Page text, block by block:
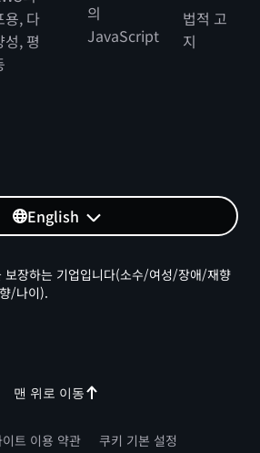
용, 다
성, 평
의
JavaScript
법적 고
지
English
맨 위로 이동
장하는 기업입니다(소수/여성/장애/재향
/나이).
트 이용 약관
쿠키 기본 설정